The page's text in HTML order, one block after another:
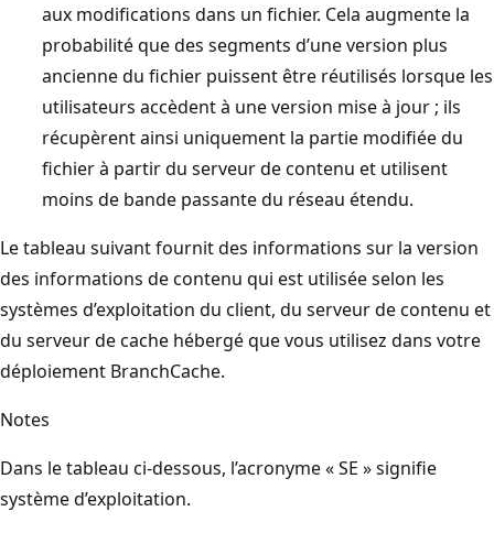
aux modifications dans un fichier. Cela augmente la
probabilité que des segments d’une version plus
ancienne du fichier puissent être réutilisés lorsque les
utilisateurs accèdent à une version mise à jour ; ils
récupèrent ainsi uniquement la partie modifiée du
fichier à partir du serveur de contenu et utilisent
moins de bande passante du réseau étendu.
Le tableau suivant fournit des informations sur la version
des informations de contenu qui est utilisée selon les
systèmes d’exploitation du client, du serveur de contenu et
du serveur de cache hébergé que vous utilisez dans votre
déploiement BranchCache.
Notes
Dans le tableau ci-dessous, l’acronyme « SE » signifie
système d’exploitation.